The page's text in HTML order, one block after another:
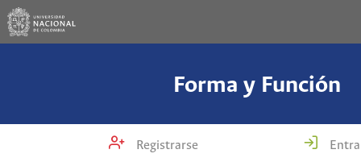
Forma y Función
Registrarse